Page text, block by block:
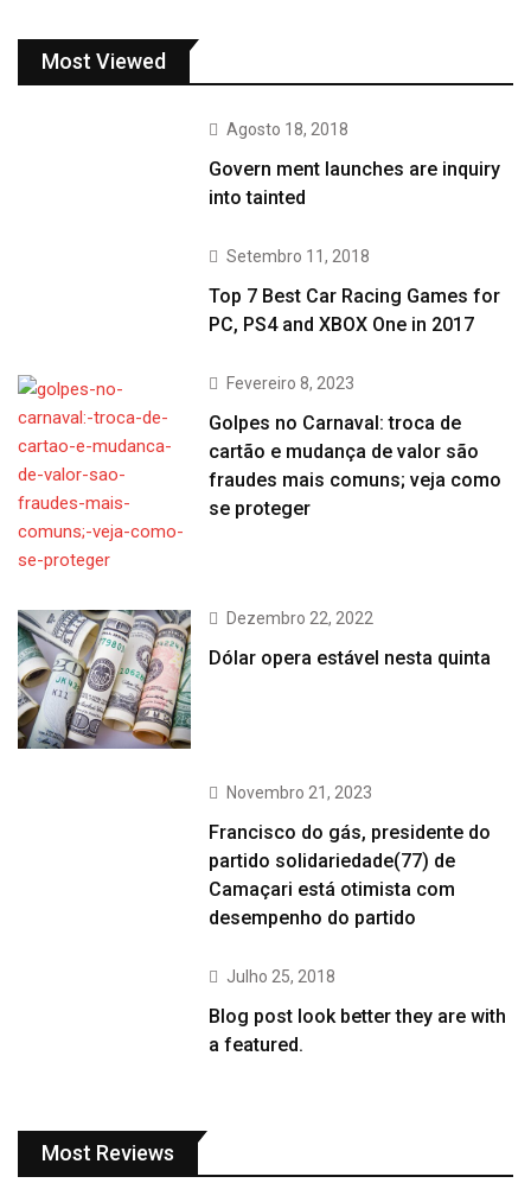
Most Viewed
Agosto 18, 2018
Govern ment launches are inquiry
into tainted
Setembro 11, 2018
Top 7 Best Car Racing Games for
PC, PS4 and XBOX One in 2017
Fevereiro 8, 2023
Golpes no Carnaval: troca de
cartão e mudança de valor são
fraudes mais comuns; veja como
se proteger
Dezembro 22, 2022
Dólar opera estável nesta quinta
Novembro 21, 2023
Francisco do gás, presidente do
partido solidariedade(77) de
Camaçari está otimista com
desempenho do partido
Julho 25, 2018
Blog post look better they are with
a featured.
Most Reviews